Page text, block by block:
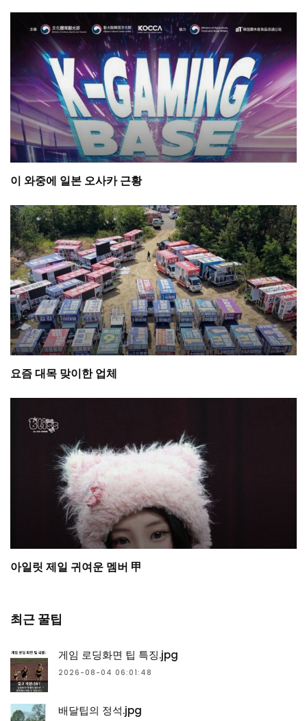
이 와중에 일본 오사카 근황
요즘 대목 맞이한 업체
아일릿 제일 귀여운 멤버 甲
최근 꿀팁
게임 로딩화면 팁 특징.jpg
2026-08-04 06:01:48
배달팁의 정석.jpg